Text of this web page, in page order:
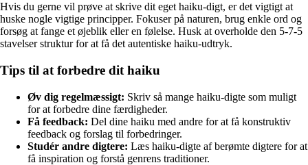
Hvis du gerne vil prøve at skrive dit eget haiku-digt, er det vigtigt at
huske nogle vigtige principper. Fokuser på naturen, brug enkle ord og
forsøg at fange et øjeblik eller en følelse. Husk at overholde den 5-7-5
stavelser struktur for at få det autentiske haiku-udtryk.
Tips til at forbedre dit haiku
Øv dig regelmæssigt: Skriv så mange haiku-digte som muligt
for at forbedre dine færdigheder.
Få feedback: Del dine haiku med andre for at få konstruktiv
feedback og forslag til forbedringer.
Studér andre digtere: Læs haiku-digte af berømte digtere for at
få inspiration og forstå genrens traditioner.